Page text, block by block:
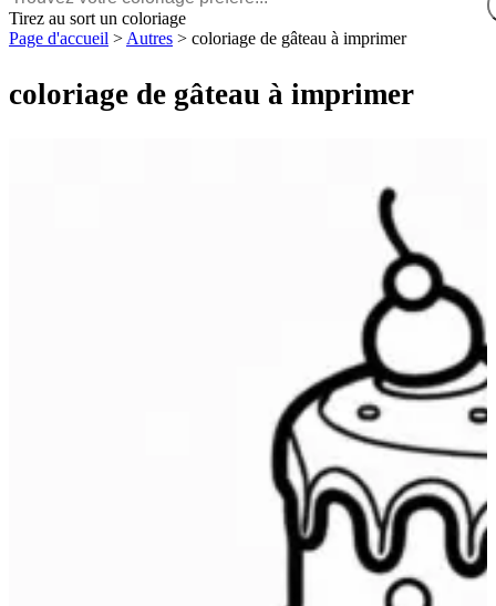
POLSKI
FRANÇAIS
MALAGASY
Tirez au sort un coloriage
Page d'accueil > Autres > coloriage de gâteau à imprimer
coloriage de gâteau à imprimer